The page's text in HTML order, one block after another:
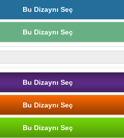
Bu Dizaynı Seç
Bu Dizaynı Seç
Bu Dizaynı Seç
Bu Dizaynı Seç
Bu Dizaynı Seç